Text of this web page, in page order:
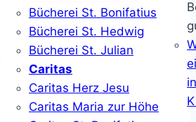
Bücherei St. Bonifatius
Bücherei St. Hedwig
Bücherei St. Julian
Caritas
Caritas Herz Jesu
Caritas Maria zur Höhe